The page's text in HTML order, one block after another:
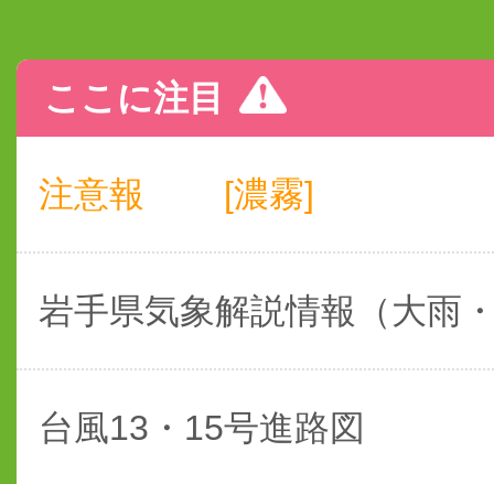
ここに注目
注意報 [濃霧]
岩手県気象解説情報（大雨
台風13・15号進路図